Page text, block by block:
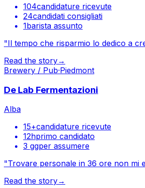
104candidature ricevute
24candidati consigliati
1barista assunto
"Il tempo che risparmio lo dedico a
Read the story→
Brewery / Pub·Piedmont
De Lab Fermentazioni
Alba
15+candidature ricevute
12hprimo candidato
3 ggper assumere
"Trovare personale in 36 ore non mi
Read the story→